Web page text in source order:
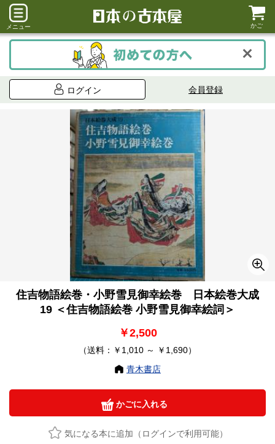
メニュー かご
ログイン 会員登録
住吉物語絵巻・小野雪見御幸絵巻 日本絵巻大成
19 ＜住吉物語絵巻 小野雪見御幸絵詞＞
￥2,500
（送料：￥1,010 ～ ￥1,690）
青木書店
かごに入れる
気になる本に追加（ログインで利用可能）